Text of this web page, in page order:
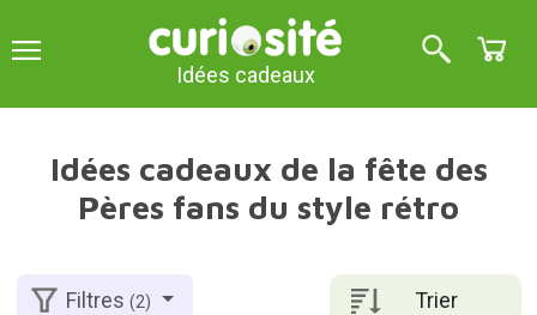
Idées cadeaux
Idées cadeaux de la fête des
Pères fans du style rétro
Trier
Filtres(2)